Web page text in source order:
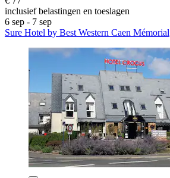
inclusief belastingen en toeslagen
6 sep - 7 sep
Sure Hotel by Best Western Caen Mémorial